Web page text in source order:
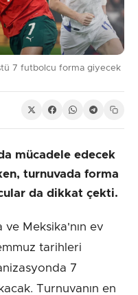
7 futbolcu forma giyecek
mücadele edecek
turnuvada forma
da dikkat çekti.
Meksika'nın ev
tarihleri
7
Turnuvanın en